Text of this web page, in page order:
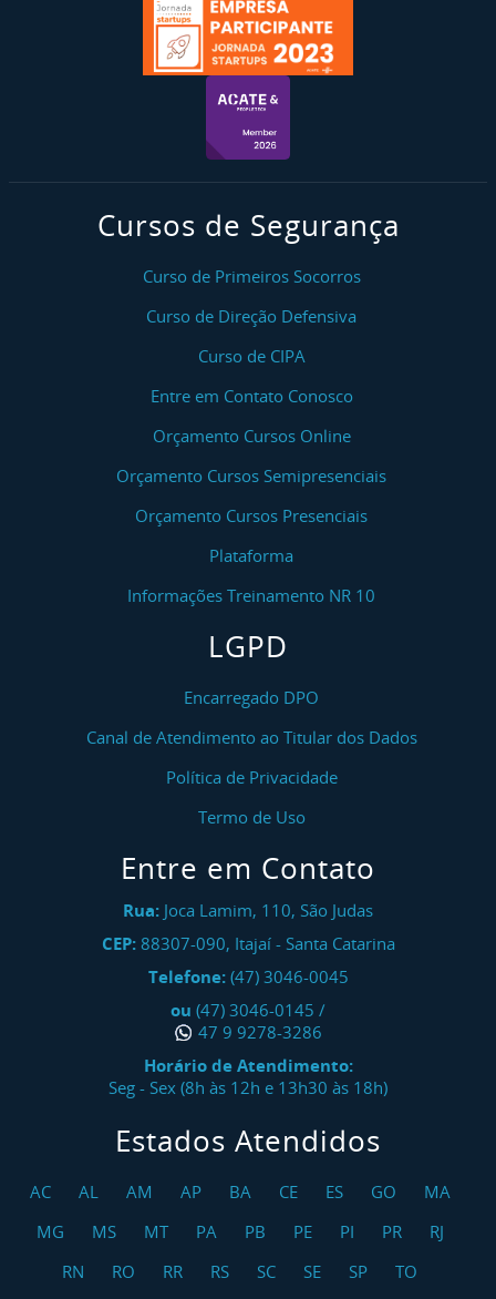
Cursos de Segurança
Curso de Primeiros Socorros
Curso de Direção Defensiva
Curso de CIPA
Entre em Contato Conosco
Orçamento Cursos Online
Orçamento Cursos Semipresenciais
Orçamento Cursos Presenciais
Plataforma
Informações Treinamento NR 10
LGPD
Encarregado DPO
Canal de Atendimento ao Titular dos Dados
Política de Privacidade
Termo de Uso
Entre em Contato
Rua: Joca Lamim, 110, São Judas
CEP: 88307-090, Itajaí- Santa Catarina
Telefone: (47) 3046-0045
ou (47) 3046-0145 /
47 9 9278-3286
Horário de Atendimento:
Seg - Sex (8h às 12h e 13h30 às 18h)
Estados Atendidos
AC AL AM AP BA CE ES GO
MA
MG
MS MT PA PB PE PI PR
RJ
RN
RO RR RS SC SE SP TO